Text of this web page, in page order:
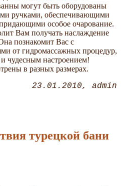
могут быть оборудованы
ручками, обеспечивающими
особое очарование.
Вам получать наслаждение
познакомит Вас с
от гидромассажных процедур,
чудесным настроением!
в разных размерах.
23.01.2010 admin